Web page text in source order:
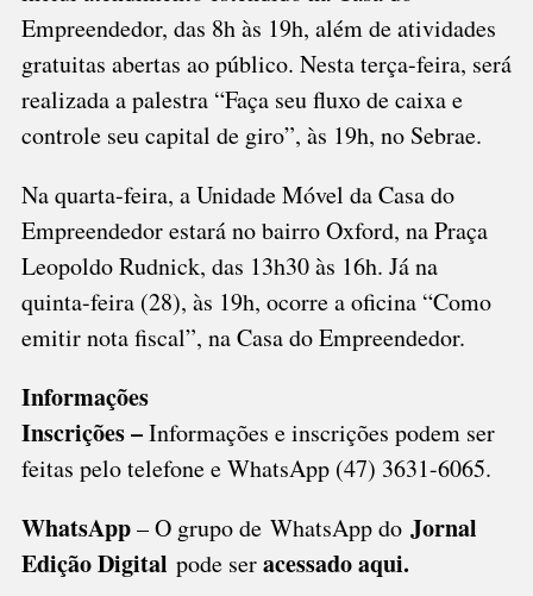
Empreendedor, das 8h às 19h, além de atividades
gratuitas abertas ao público. Nesta terça-feira, será
realizada a palestra “Faça seu fluxo de caixa e
controle seu capital de giro”, às 19h, no Sebrae.
Na quarta-feira, a Unidade Móvel da Casa do
Empreendedor estará no bairro Oxford, na Praça
Leopoldo Rudnick, das 13h30 às 16h. Já na
quinta-feira (28), às 19h, ocorre a oficina “Como
emitir nota fiscal”, na Casa do Empreendedor.
Informações
Inscrições –Informações e inscrições podem ser
feitas pelo telefone e WhatsApp (47) 3631-6065.
WhatsApp– O grupo de WhatsApp do Jornal
Edição Digital pode seracessado aqui.